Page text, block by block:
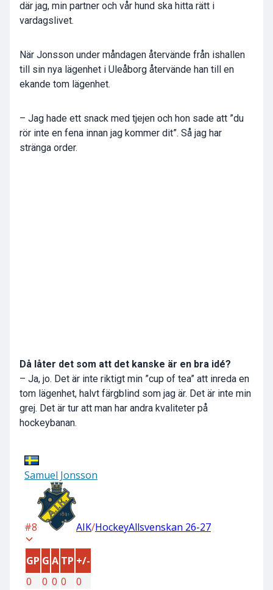
där jag, min partner och vår hund ska hitta rätt i
vardagslivet.
När Jonsson under måndagen återvände från ishallen
till sin nya lägenhet i Uleåborg återvände han till en
ekande tom lägenhet.
– Jag hade ett snack med tjejen och hon sade att ”du
rör inte en fena innan jag kommer dit”. Så jag har
stränga order.
Då låter det som att det kanske är en bra idé?
– Ja, jo. Det är inte riktigt min ”cup of tea” att inreda en
tom lägenhet, halvt färgblind som jag är. Det är inte min
grej. Det är tur att man har andra kvaliteter på
hockeybanan.